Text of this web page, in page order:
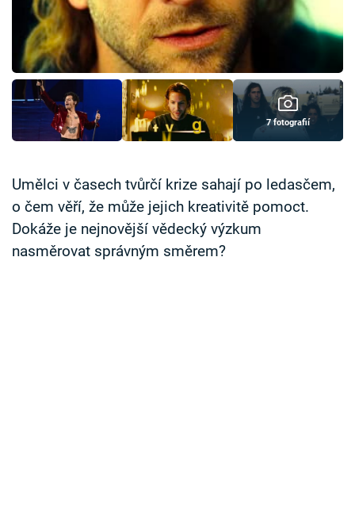
Časopis
Sledujte prima+
Přihlášení
Sledujte nás
7 fotografií
Umělci v časech tvůrčí krize sahají po ledasčem,
o čem věří, že může jejich kreativitě pomoct.
Dokáže je nejnovější vědecký výzkum
nasměrovat správným směrem?